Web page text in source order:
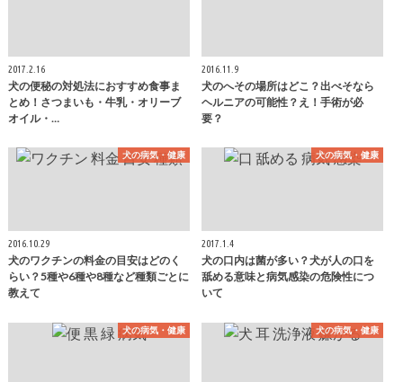
2017.2.16
犬の便秘の対処法におすすめ食事ま
とめ！さつまいも・牛乳・オリーブ
オイル・…
2016.11.9
犬のへその場所はどこ？出べそなら
ヘルニアの可能性？え！手術が必
要？
犬の病気・健康
2016.10.29
犬のワクチンの料金の目安はどのく
らい？5種や6種や8種など種類ごとに
教えて
犬の病気・健康
2017.1.4
犬の口内は菌が多い？犬が人の口を
舐める意味と病気感染の危険性につ
いて
犬の病気・健康 犬の病気・健康